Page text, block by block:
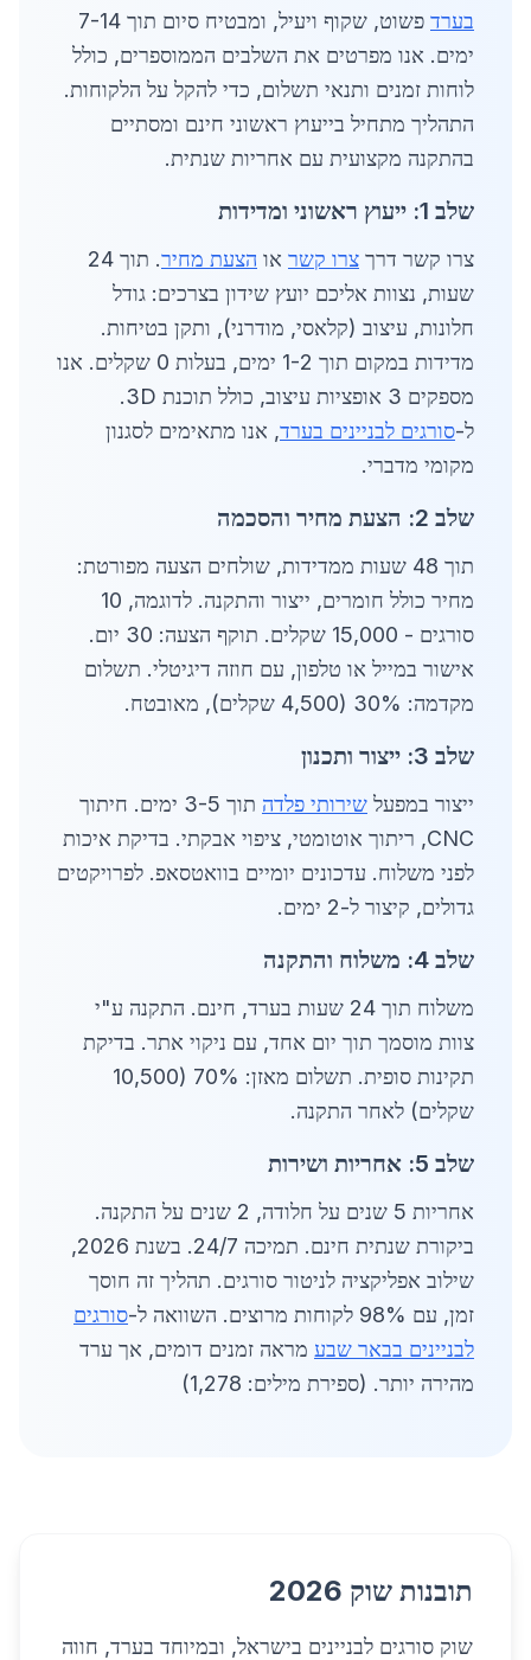
בערד
פשוט, שקוף ויעיל, ומבטיח סיום תוך 7-14
ימים. אנו מפרטים את השלבים הממוספרים, כולל
לוחות זמנים ותנאי תשלום, כדי להקל על הלקוחות.
התהליך מתחיל בייעוץ ראשוני חינם ומסתיים
בהתקנה מקצועית עם אחריות שנתית.
שלב 1: ייעוץ ראשוני ומדידות
צרו קשר דרך צרו קשר או הצעת מחיר
. תוך 24
שעות, נצוות אליכם יועץ שידון בצרכים: גודל
חלונות, עיצוב (קלאסי, מודרני), ותקן בטיחות.
מדידות במקום תוך 1-2 ימים, בעלות 0 שקלים. אנו
מספקים 3 אופציות עיצוב, כולל תוכנת 3D.
ל-סורגים לבניינים בערד, אנו מתאימים לסגנון
מקומי מדברי.
שלב 2: הצעת מחיר והסכמה
תוך 48 שעות ממדידות, שולחים הצעה מפורטת:
מחיר כולל חומרים, ייצור והתקנה. לדוגמה, 10
סורגים - 15,000 שקלים. תוקף הצעה: 30 יום.
אישור במייל או טלפון, עם חוזה דיגיטלי. תשלום
מקדמה: 30% (4,500 שקלים), מאובטח.
שלב 3: ייצור ותכנון
ייצור במפעל שירותי פלדה
תוך 3-5 ימים. חיתוך
CNC, ריתוך אוטומטי, ציפוי אבקתי. בדיקת איכות
לפני משלוח. עדכונים יומיים בוואטסאפ. לפרויקטים
גדולים, קיצור ל-2 ימים.
שלב 4: משלוח והתקנה
משלוח תוך 24 שעות בערד, חינם. התקנה ע"י
צוות מוסמך תוך יום אחד, עם ניקוי אתר. בדיקת
תקינות סופית. תשלום מאזן: 70% (10,500
שקלים) לאחר התקנה.
שלב 5: אחריות ושירות
אחריות 5 שנים על חלודה, 2 שנים על התקנה.
ביקורת שנתית חינם. תמיכה 24/7. בשנת 2026,
שילוב אפליקציה לניטור סורגים. תהליך זה חוסך
זמן, עם 98% לקוחות מרוצים. השוואה ל-
סורגים
לבניינים בבאר שבע מראה זמנים דומים, אך ערד
מהירה יותר. (ספירת מילים: 1,278)
תובנות שוק 2026
שוק סורגים לבניינים בישראל, ובמיוחד בערד, חווה